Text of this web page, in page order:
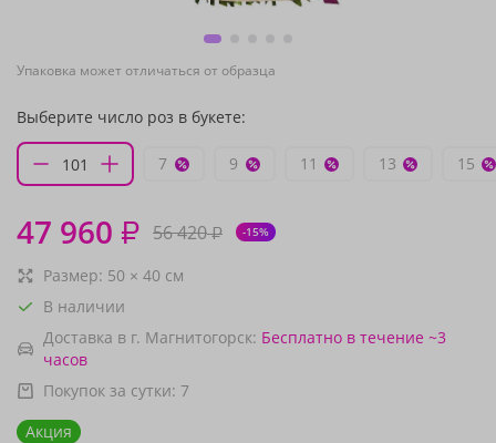
Упаковка может отличаться от образца
Выберите число роз в букете:
7 9 11 13 15
47 960 ₽ 56 420₽ -15%
Размер: 50 × 40 см
В наличии
Доставка в г. Магнитогорск: Бесплатно в течение ~3
часов
Покупок за сутки: 7
Акция